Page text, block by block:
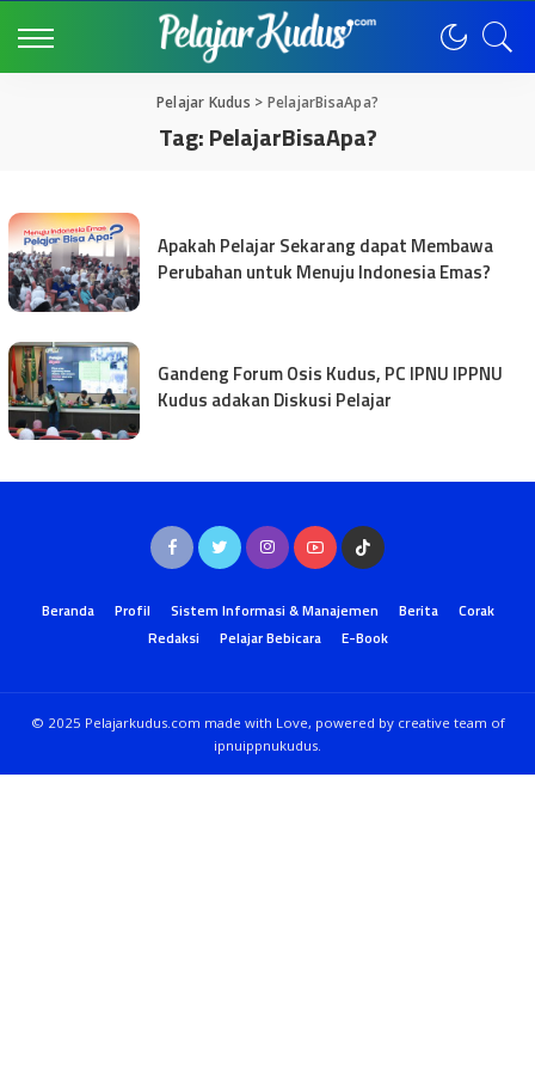
Pelajar Kudus > PelajarBisaApa?
Tag:PelajarBisaApa?
Apakah Pelajar Sekarang dapat Membawa
Perubahan untuk Menuju Indonesia Emas?
Gandeng Forum Osis Kudus, PC IPNU IPPNU
Kudus adakan Diskusi Pelajar
Beranda Profil Sistem Informasi & Manajemen Berita
Corak
Redaksi
Pelajar Bebicara E-Book
© 2025 Pelajarkudus.com made with Love, powered by creative team of
ipnuippnukudus.